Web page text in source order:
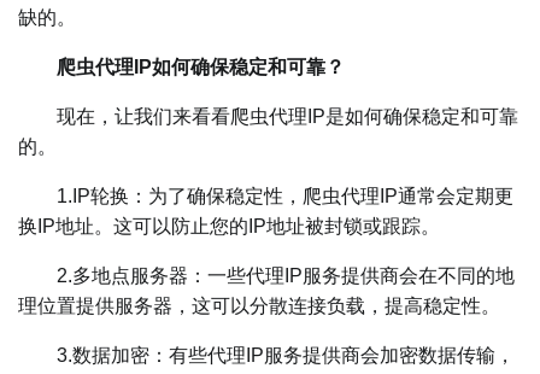
缺的。
爬虫代理IP如何确保稳定和可靠？
现在，让我们来看看爬虫代理IP是如何确保稳定和可靠
的。
1.IP轮换：为了确保稳定性，爬虫代理IP通常会定期更
换IP地址。这可以防止您的IP地址被封锁或跟踪。
2.多地点服务器：一些代理IP服务提供商会在不同的地
理位置提供服务器，这可以分散连接负载，提高稳定性。
3.数据加密：有些代理IP服务提供商会加密数据传输，